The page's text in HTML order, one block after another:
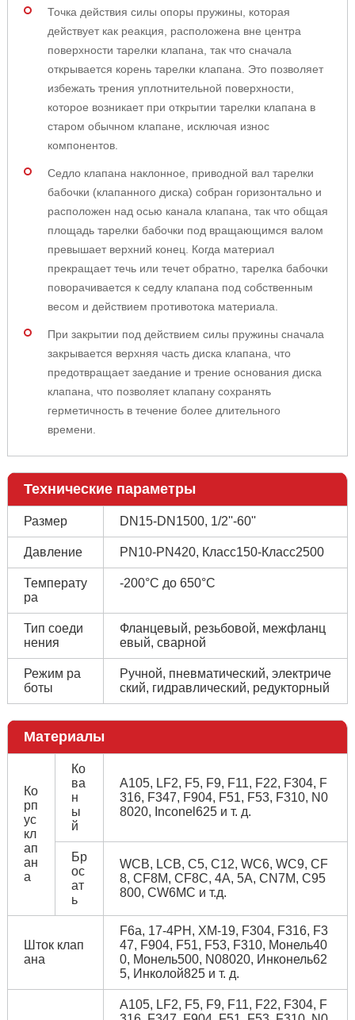
Точка действия силы опоры пружины, которая
действует как реакция, расположена вне центра
поверхности тарелки клапана, так что сначала
открывается корень тарелки клапана. Это позволяет
избежать трения уплотнительной поверхности,
которое возникает при открытии тарелки клапана в
старом обычном клапане, исключая износ
компонентов.
Седло клапана наклонное, приводной вал тарелки
бабочки (клапанного диска) собран горизонтально и
расположен над осью канала клапана, так что общая
площадь тарелки бабочки под вращающимся валом
превышает верхний конец. Когда материал
прекращает течь или течет обратно, тарелка бабочки
поворачивается к седлу клапана под собственным
весом и действием противотока материала.
При закрытии под действием силы пружины сначала
закрывается верхняя часть диска клапана, что
предотвращает заедание и трение основания диска
клапана, что позволяет клапану сохранять
герметичность в течение более длительного
времени.
Технические параметры
Размер DN15-DN1500, 1/2''-60''
Давление PN10-PN420, Класс150-Класс2500
Температу
ра
-200°С до 650°С
Тип соеди
нения
Фланцевый, резьбовой, межфланц
евый, сварной
Режим ра
боты
Ручной, пневматический, электриче
ский, гидравлический, редукторный
Материалы
Ко
рп
ус
кл
ап
ан
а
Ко
ва
н
ы
й
A105, LF2, F5, F9, F11, F22, F304, F
316, F347, F904, F51, F53, F310, N0
8020, Inconel625 и т. д.
Бр
ос
ат
ь
WCB, LCB, C5, C12, WC6, WC9, CF
8, CF8M, CF8C, 4A, 5A, CN7M, C95
800, CW6MC и т.д.
Шток клап
ана
F6a, 17-4PH, XM-19, F304, F316, F3
47, F904, F51, F53, F310, Монель40
0, Монель500, N08020, Инконель62
5, Инколой825 и т. д.
A105, LF2, F5, F9, F11, F22, F304, F